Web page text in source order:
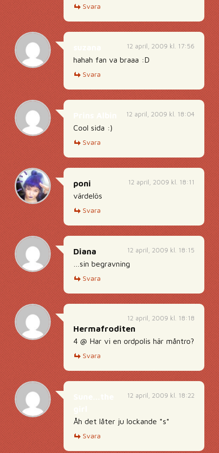
Svara
12 april, 2009 kl. 17:56
hahah fan va braaa :D
Svara
12 april, 2009 kl. 18:04
Cool sida :)
Svara
12 april, 2009 kl. 18:11
poni
värdelös
Svara
12 april, 2009 kl. 18:15
Diana
…sin begravning
Svara
12 april, 2009 kl. 18:18
Hermafroditen
4 @ Har vi en ordpolis här måntro?
Svara
12 april, 2009 kl. 18:22
Åh det låter ju lockande *s*
Svara